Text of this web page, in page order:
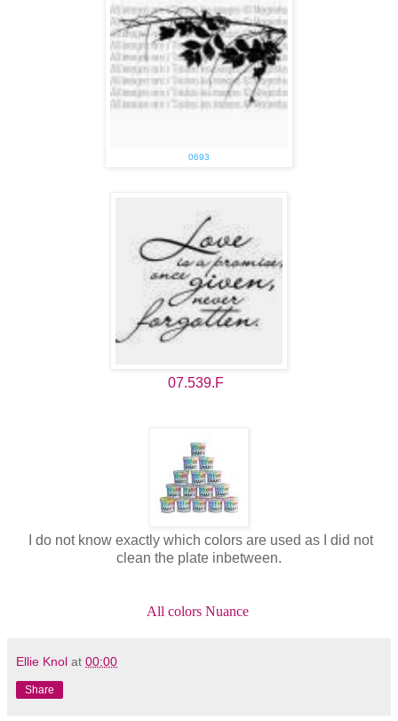
0693
07.539.F
I do not know exactly which colors are used as I did not
clean the plate inbetween.
All colors Nuance
Ellie Knol at 00:00
Share